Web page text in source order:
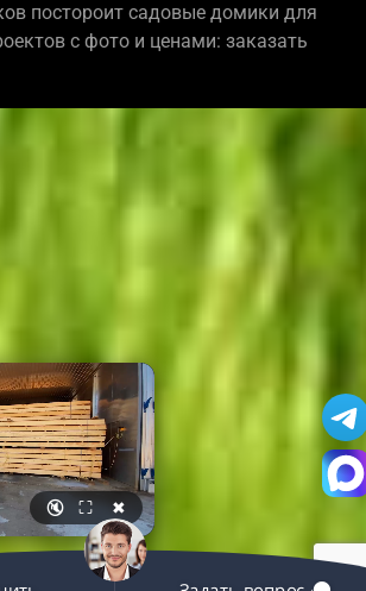
постороит садовые домики для
с фото и ценами: заказать
🔇 ⛶ ✖